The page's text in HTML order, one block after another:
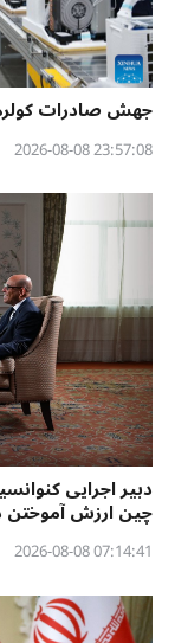
جهش صادرات
23:57:08 2026-08-08
دبیر اجرایی
چین ارزش آموختن
07:14:41 2026-08-08